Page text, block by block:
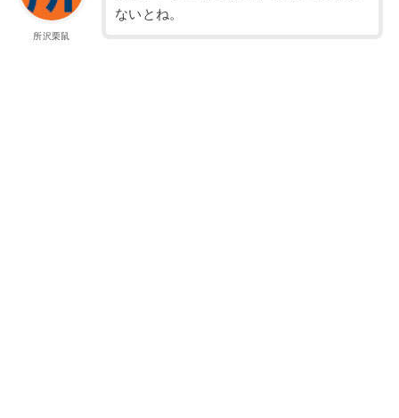
所沢栗鼠
ないとね。